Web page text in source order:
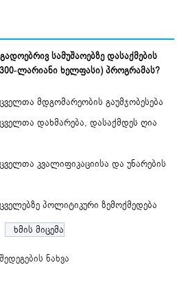
სამუშაოებზე დასაქმების
ლარიანი ხელფასი) პროგრამას?
მდგომარეობის გაუმჯობესება
დახმარება, დასაქმდეს ღია
კვალიფიკაციისა და უნარების
პოლიტიკური ზემოქმედება
შედეგების ნახვა